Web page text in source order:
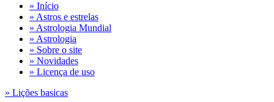
» Início
» Astros e estrelas
» Astrologia Mundial
» Astrologia
» Sobre o site
» Novidades
» Licença de uso
» Lições basicas